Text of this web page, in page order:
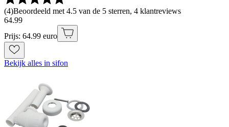
(4)Beoordeeld met 4.5 van de 5 sterren, 4 klantreviews
64.99
Prijs: 64.99 euro
Bekijk alles in sifon